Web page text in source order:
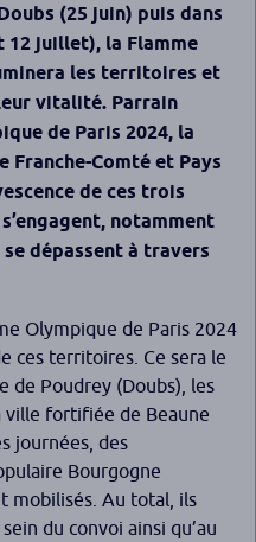
(25 juin) puis dans
12 juillet), la Flamme
les territoires et
vitalité. Parrain
de Paris 2024, la
Franche-Comté et Pays
de ces trois
notamment
dépassent à travers
Olympique de Paris 2024
ces territoires. Ce sera le
de Poudrey (Doubs), les
ville fortifiée de Beaune
journées, des
Bourgogne
mobilisés. Au total, ils
du convoi ainsi qu’au